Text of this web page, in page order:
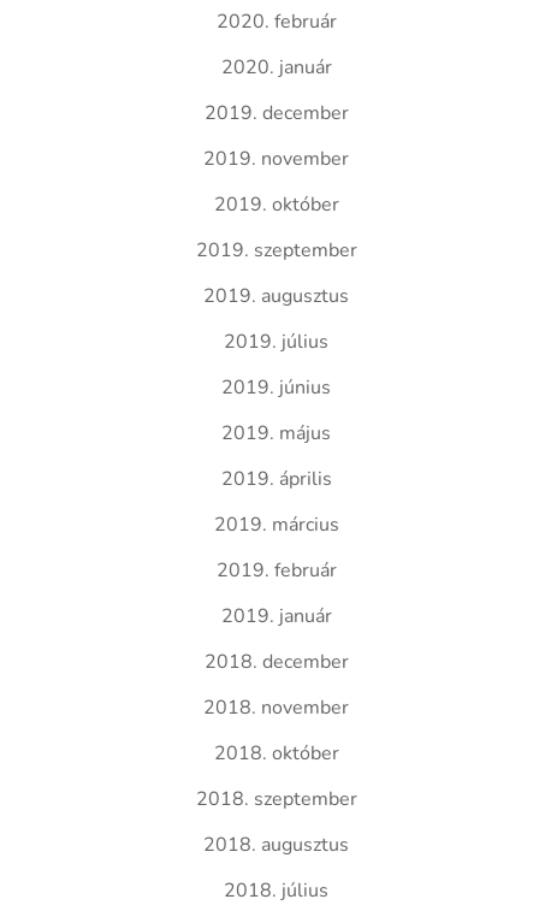
2020. február
2020. január
2019. december
2019. november
2019. október
2019. szeptember
2019. augusztus
2019. július
2019. június
2019. május
2019. április
2019. március
2019. február
2019. január
2018. december
2018. november
2018. október
2018. szeptember
2018. augusztus
2018. július